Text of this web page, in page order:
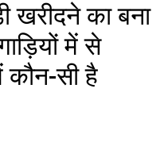
खरीदने का बना
में से
कौन-सी है